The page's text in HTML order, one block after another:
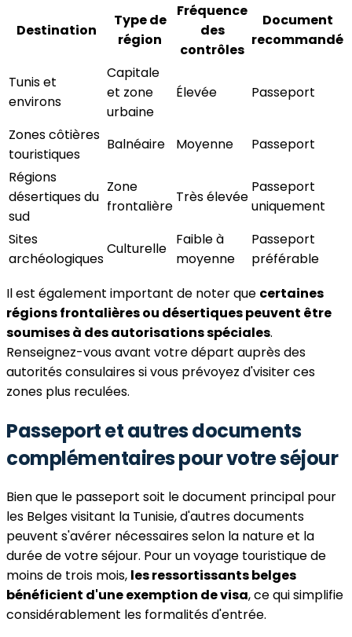
Destination
Type de
région
Fréquence
des
contrôles
Document
recommandé
Tunis et
environs
Capitale
et zone
urbaine
Élevée Passeport
Zones côtières
touristiques
Balnéaire Moyenne
Passeport
Régions
désertiques du
sud
Zone
frontalière
Très élevée
Passeport
uniquement
Sites
archéologiques
Culturelle
Faible à
moyenne
Passeport
préférable
Il est également important de noter que certaines
régions frontalières ou désertiques peuvent être
soumises à des autorisations spéciales.
Renseignez-vous avant votre départ auprès des
autorités consulaires si vous prévoyez d'visiter ces
zones plus reculées.
Passeport et autres documents
complémentaires pour votre séjour
Bien que le passeport soit le document principal pour
les Belges visitant la Tunisie, d'autres documents
peuvent s'avérer nécessaires selon la nature et la
durée de votre séjour. Pour un voyage touristique de
moins de trois mois, les ressortissants belges
bénéficient d'une exemption de visa, ce qui simplifie
considérablement les formalités d'entrée.